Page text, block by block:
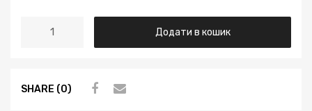
Додати в кошик
SHARE (0)